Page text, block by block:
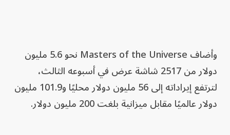
وأضاف Masters of the Universe نحو 5.6 مليون
دولار من 2517 شاشة عرض في أسبوعه الثالث،
لترتفع إيراداته إلى 56 مليون دولار محليًا و101.9 مليون
دولار عالميًا مقابل ميزانية بلغت 200 مليون دولار.